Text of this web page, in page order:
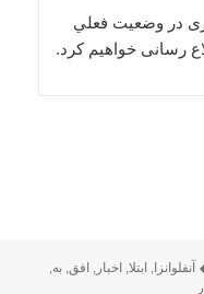
در وضعيت فعلي
رسانی خواهيم كرد.
برچسب‌ها
آنفلوانزا, ابتلا, اخبار, افق,به,